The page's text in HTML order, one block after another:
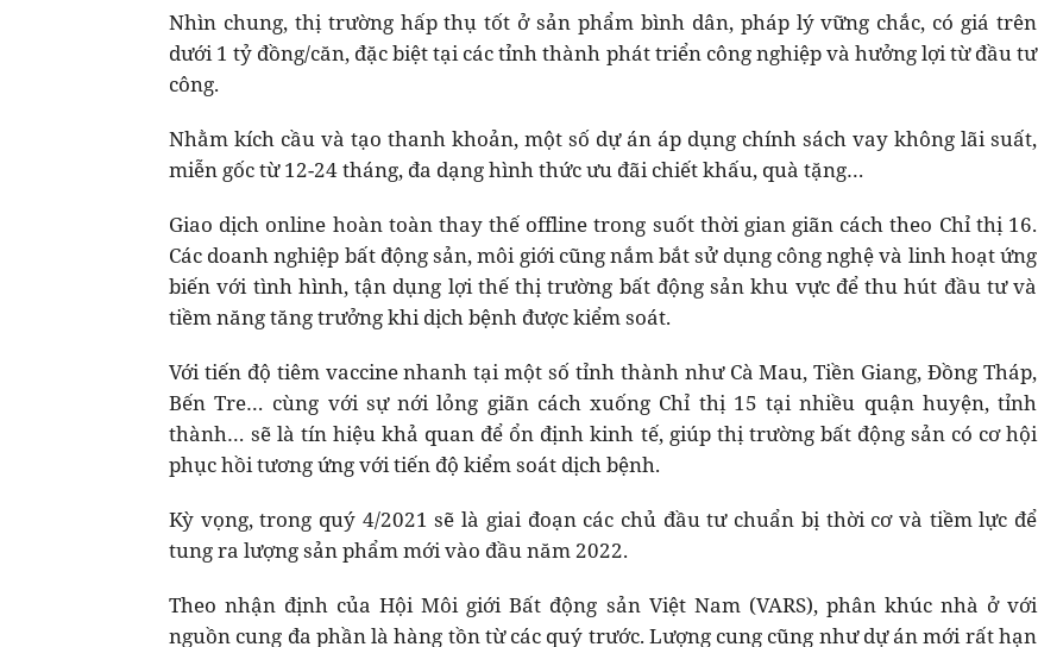
Nhìn chung, thị trường hấp thụ tốt ở sản phẩm bình dân, pháp lý vững chắc, có giá trên
dưới 1 tỷ đồng/căn, đặc biệt tại các tỉnh thành phát triển công nghiệp và hưởng lợi từ đầu tư
công.
Nhằm kích cầu và tạo thanh khoản, một số dự án áp dụng chính sách vay không lãi suất,
miễn gốc từ 12-24 tháng, đa dạng hình thức ưu đãi chiết khấu, quà tặng…
Giao dịch online hoàn toàn thay thế offline trong suốt thời gian giãn cách theo Chỉ thị 16.
Các doanh nghiệp bất động sản, môi giới cũng nắm bắt sử dụng công nghệ và linh hoạt ứng
biến với tình hình, tận dụng lợi thế thị trường bất động sản khu vực để thu hút đầu tư và
tiềm năng tăng trưởng khi dịch bệnh được kiểm soát.
Với tiến độ tiêm vaccine nhanh tại một số tỉnh thành như Cà Mau, Tiền Giang, Đồng Tháp,
Bến Tre… cùng với sự nới lỏng giãn cách xuống Chỉ thị 15 tại nhiều quận huyện, tỉnh
thành… sẽ là tín hiệu khả quan để ổn định kinh tế, giúp thị trường bất động sản có cơ hội
phục hồi tương ứng với tiến độ kiểm soát dịch bệnh.
Kỳ vọng, trong quý 4/2021 sẽ là giai đoạn các chủ đầu tư chuẩn bị thời cơ và tiềm lực để
tung ra lượng sản phẩm mới vào đầu năm 2022.
Theo nhận định của Hội Môi giới Bất động sản Việt Nam (VARS), phân khúc nhà ở với
nguồn cung đa phần là hàng tồn từ các quý trước. Lượng cung cũng như dự án mới rất hạn